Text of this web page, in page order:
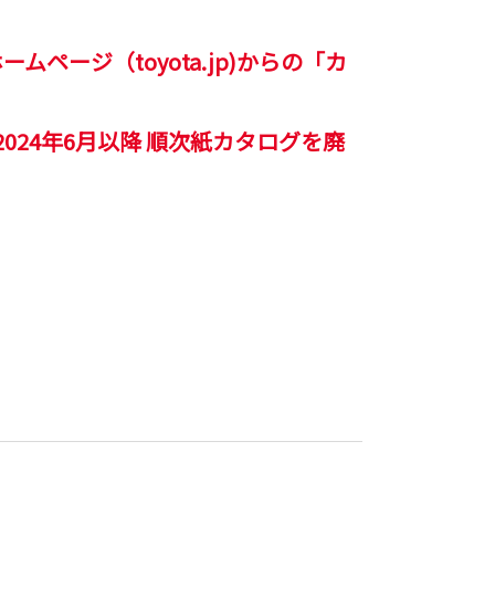
ムページ（toyota.jp)からの「カ
年6月以降 順次紙カタログを廃